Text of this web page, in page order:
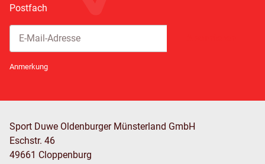
Postfach
Anmerkung
Sport Duwe Oldenburger Münsterland GmbH
Eschstr. 46
49661 Cloppenburg